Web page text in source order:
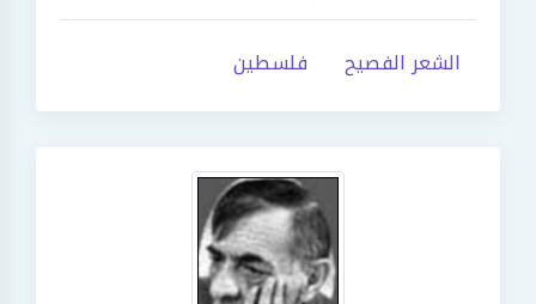
الشعر الفصيح فلسطين